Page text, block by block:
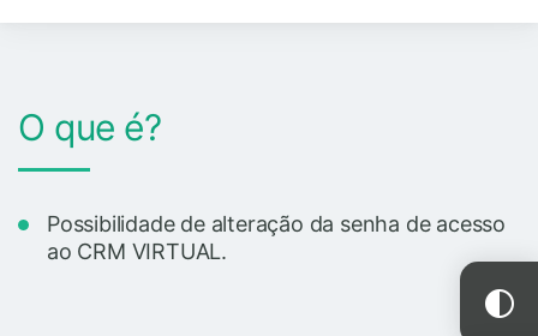
O que é?
Possibilidade de alteração da senha de acesso
ao CRM VIRTUAL.